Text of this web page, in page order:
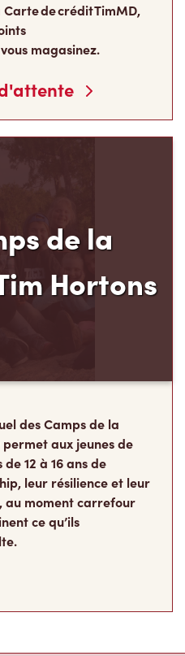
Carte de crédit TimMD,
magasinez.
de la
Hortons
des Camps de la
aux jeunes de
12 à 16 ans de
leur résilience et leur
au moment carrefour
ce qu’ils